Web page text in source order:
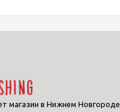
магазин в Нижнем Новгороде